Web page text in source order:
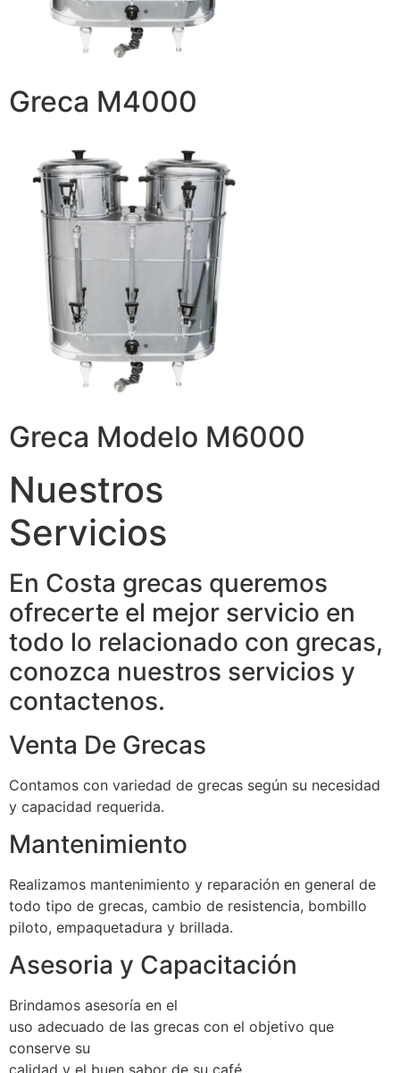
Greca M4000
Greca Modelo M6000
Nuestros
Servicios
En Costa grecas queremos
ofrecerte el mejor servicio en
todo lo relacionado con grecas,
conozca nuestros servicios y
contactenos.
Venta De Grecas
Contamos con variedad de grecas según su necesidad
y capacidad requerida.
Mantenimiento
Realizamos mantenimiento y reparación en general de
todo tipo de grecas, cambio de resistencia, bombillo
piloto, empaquetadura y brillada.
Asesoria y Capacitación
Brindamos asesoría en el
uso adecuado de las grecas con el objetivo que
conserve su